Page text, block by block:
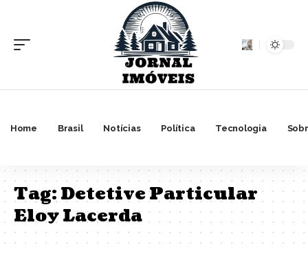
Home Brasil Notícias Política Tecnologia
Tag:Detetive Particular
Eloy Lacerda